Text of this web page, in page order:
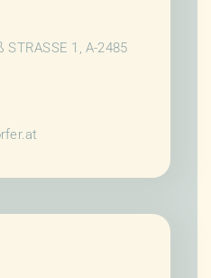
STRASSE 1, A-2485